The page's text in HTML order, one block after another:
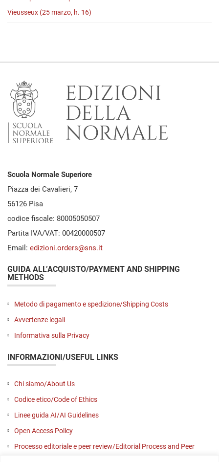
Vieusseux (25 marzo, h. 16)
Scuola Normale Superiore
Piazza dei Cavalieri, 7
56126 Pisa
codice fiscale: 80005050507
Partita IVA/VAT: 00420000507
Email: edizioni.orders@sns.it
GUIDA ALL’ACQUISTO/PAYMENT AND SHIPPING
METHODS
Metodo di pagamento e spedizione/Shipping Costs
Avvertenze legali
Informativa sulla Privacy
INFORMAZIONI/USEFUL LINKS
Chi siamo/About Us
Codice etico/Code of Ethics
Linee guida AI/AI Guidelines
Open Access Policy
Processo editoriale e peer review/Editorial Process and Peer